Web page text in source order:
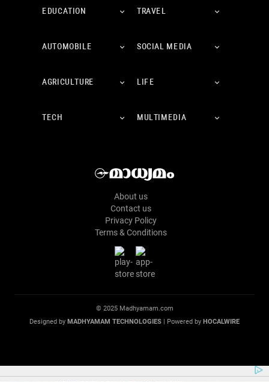
EDUCATION TRAVEL
AUTOMOBILE SOCIAL MEDIA
AGRICULTURE LIFE
TECH MULTIMEDIA
About us
Contact us
Privacy Policy
Terms & Conditions
© 2025 Madhyamam.com
Designed by MADHYAMAM TECHNOLOGIES | Powered by HOCALWIRE